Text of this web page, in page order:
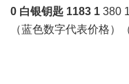
0 白银钥匙 1183 1 380 1
（蓝色数字代表价格）